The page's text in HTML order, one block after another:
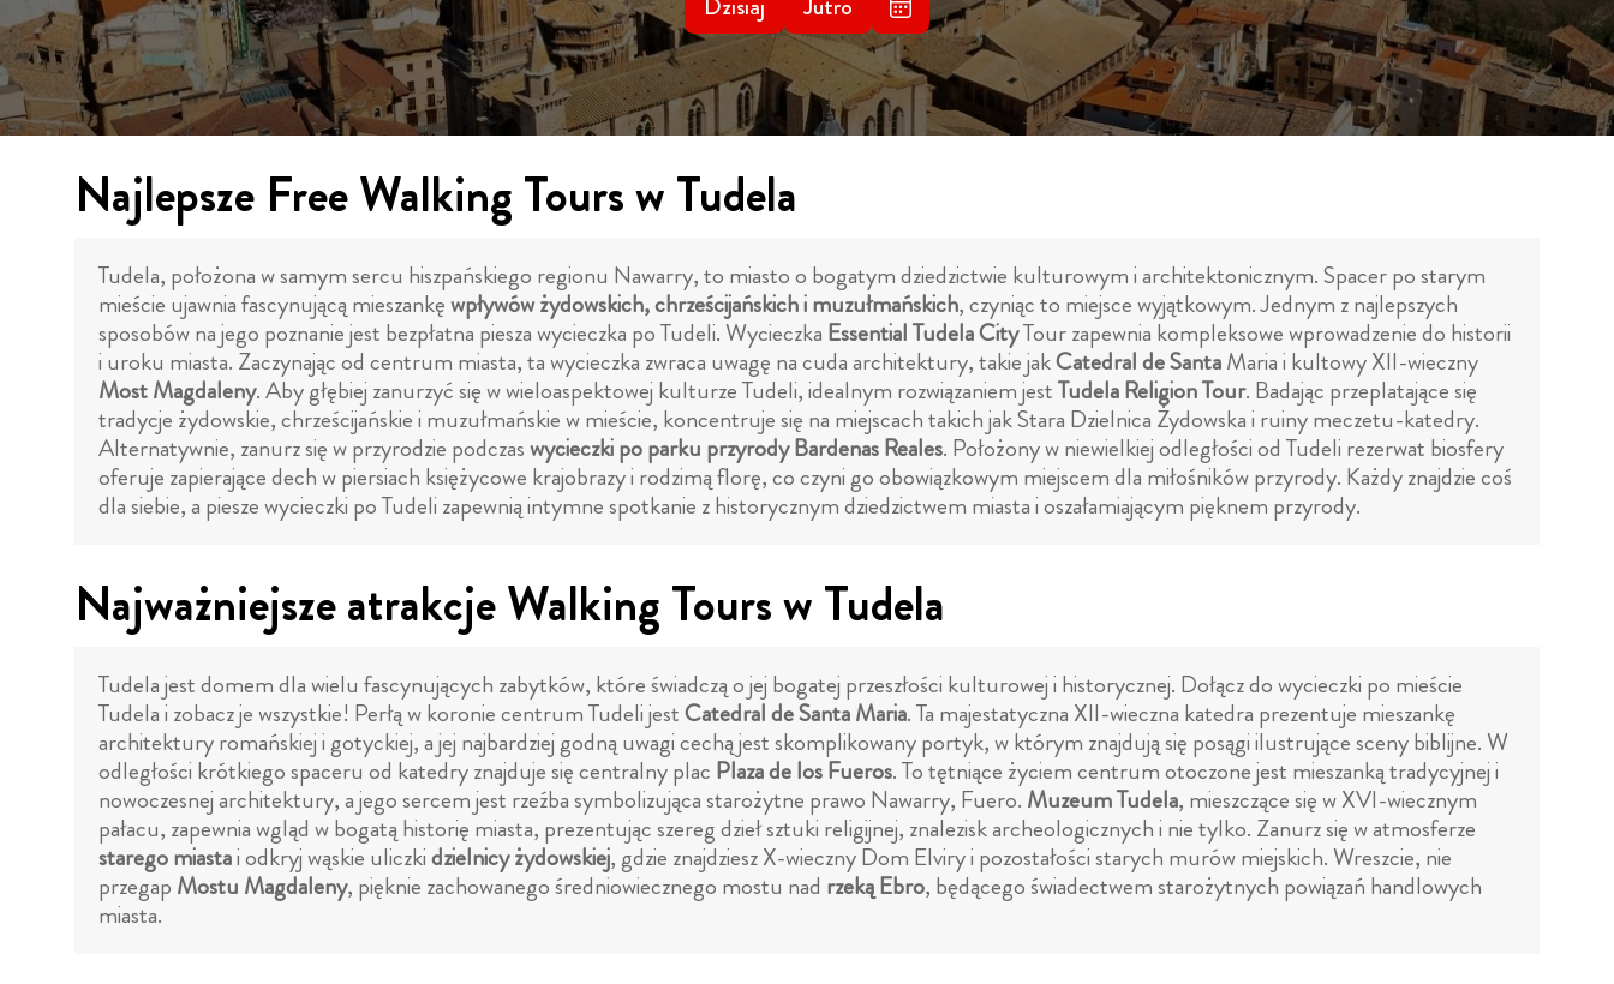
Najlepsze Free Walking Tours w Tudela
Tudela, położona w samym sercu hiszpańskiego regionu Nawarry, to miasto o bogatym dziedzictwie kulturowym i architektonicznym. Spacer po starym
mieście ujawnia fascynującą mieszankęwpływów żydowskich, chrześcijańskich i muzułmańskich, czyniąc to miejsce wyjątkowym. Jednym z najlepszych
sposobów na jego poznanie jest bezpłatna piesza wycieczka po Tudeli. Wycieczka Essential Tudela CityTour zapewnia kompleksowe wprowadzenie do historii
i uroku miasta. Zaczynając od centrum miasta, ta wycieczka zwraca uwagę na cuda architektury, takie jakCatedral de SantaMaria i kultowy XII-wieczny
Most Magdaleny. Aby głębiej zanurzyć się w wieloaspektowej kulturze Tudeli, idealnym rozwiązaniem jestTudela Religion Tour. Badając przeplatające się
tradycje żydowskie, chrześcijańskie i muzułmańskie w mieście, koncentruje się na miejscach takich jak Stara Dzielnica Żydowska i ruiny meczetu-katedry.
Alternatywnie, zanurz się w przyrodzie podczaswycieczki po parku przyrody Bardenas Reales. Położony w niewielkiej odległości od Tudeli rezerwat biosfery
oferuje zapierające dech w piersiach księżycowe krajobrazy i rodzimą florę, co czyni go obowiązkowym miejscem dla miłośników przyrody. Każdy znajdzie coś
dla siebie, a piesze wycieczki po Tudeli zapewnią intymne spotkanie z historycznym dziedzictwem miasta i oszałamiającym pięknem przyrody.
Najważniejsze atrakcje Walking Tours w Tudela
Tudela jest domem dla wielu fascynujących zabytków, które świadczą o jej bogatej przeszłości kulturowej i historycznej. Dołącz do wycieczki po mieście
Tudela i zobacz je wszystkie! Perłą w koronie centrum Tudeli jestCatedral de Santa Maria. Ta majestatyczna XII-wieczna katedra prezentuje mieszankę
architektury romańskiej i gotyckiej, a jej najbardziej godną uwagi cechą jest skomplikowany portyk, w którym znajdują się posągi ilustrujące sceny biblijne. W
odległości krótkiego spaceru od katedry znajduje się centralny plac Plaza de los Fueros. To tętniące życiem centrum otoczone jest mieszanką tradycyjnej i
nowoczesnej architektury, a jego sercem jest rzeźba symbolizująca starożytne prawo Nawarry, Fuero. Muzeum Tudela, mieszczące się w XVI-wiecznym
pałacu, zapewnia wgląd w bogatą historię miasta, prezentując szereg dzieł sztuki religijnej, znalezisk archeologicznych i nie tylko. Zanurz się w atmosferze
starego miastai odkryj wąskie uliczkidzielnicy żydowskiej, gdzie znajdziesz X-wieczny Dom Elviry i pozostałości starych murów miejskich. Wreszcie, nie
przegap Mostu Magdaleny, pięknie zachowanego średniowiecznego mostu nad rzeką Ebro, będącego świadectwem starożytnych powiązań handlowych
miasta.